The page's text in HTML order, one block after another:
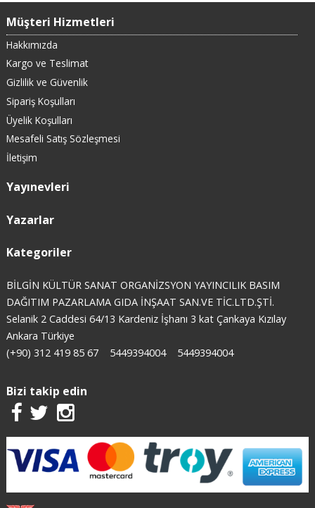
Müşteri Hizmetleri
Hakkımızda
Kargo ve Teslimat
Gizlilik ve Güvenlik
Sipariş Koşulları
Üyelik Koşulları
Mesafeli Satış Sözleşmesi
İletişim
Yayınevleri
Yazarlar
Kategoriler
BİLGİN KÜLTÜR SANAT ORGANİZSYON YAYINCILIK BASIM
DAĞITIM PAZARLAMA GIDA İNŞAAT SAN.VE TİC.LTD.ŞTİ.
Selanik 2 Caddesi 64/13 Kardeniz İşhanı 3 kat Çankaya Kızılay
Ankara Türkiye
(+90) 312 419 85 67
5449394004 5449394004
Bizi takip edin